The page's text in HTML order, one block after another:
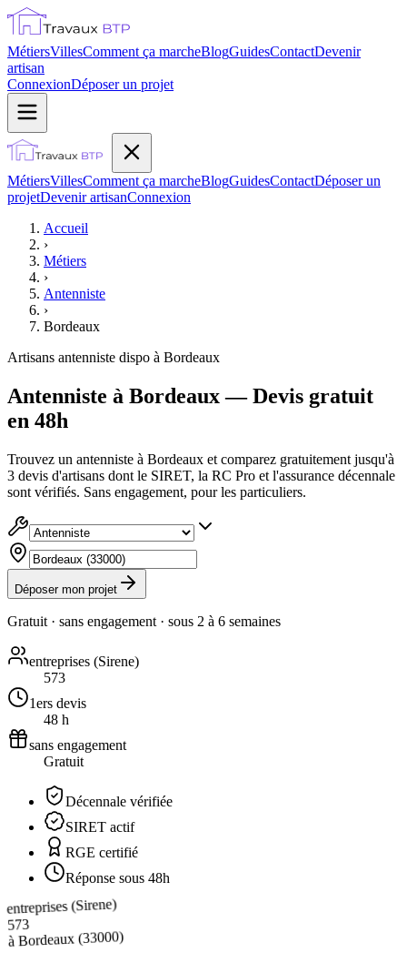
MétiersVillesComment ça marcheBlogGuidesContactDevenir
artisan
ConnexionDéposer un projet
MétiersVillesComment ça marcheBlogGuidesContactDéposer un
projetDevenir artisanConnexion
Accueil
›
Métiers
›
Antenniste
›
Bordeaux
Artisans antenniste dispo à Bordeaux
Antenniste à Bordeaux — Devis gratuit
en 48h
Trouvez un antenniste à Bordeaux et comparez gratuitement jusqu'à
3 devis d'artisans dont le SIRET, la RC Pro et l'assurance décennale
sont vérifiés. Sans engagement, pour les particuliers.
Déposer mon projet
Gratuit · sans engagement · sous 2 à 6 semaines
entreprises (Sirene)
573
1ers devis
48 h
sans engagement
Gratuit
Décennale vérifiée
SIRET actif
RGE certifié
Réponse sous 48h
entreprises (Sirene)
573
àBordeaux(33000)